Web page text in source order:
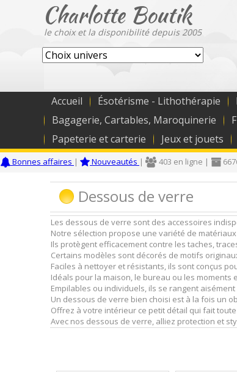
Charlotte Boutik
le choix et la disponibilité depuis 2005
Accueil Ésotérisme - Lithothérapie
Bagagerie, Cartables, Maroquinerie
Papeterie et carterie
Jeux et jouets
Bonnes affaires | Nouveautés | 403 en ligne |
Dessous de verre
Les dessous de verre sont des accessoires
Notre sélection propose une variété de
Ils protègent efficacement contre les taches,
Certains modèles sont décorés de motifs
Faciles à nettoyer et résistants, ils sont conçus
Idéals pour la maison, le bureau ou les
Empilables ou individuels, ils se rangent
Un dessous de verre bien choisi est à la fois un
Offrez à votre intérieur ce petit détail qui fait
Avec nos dessous de verre, alliez protection et